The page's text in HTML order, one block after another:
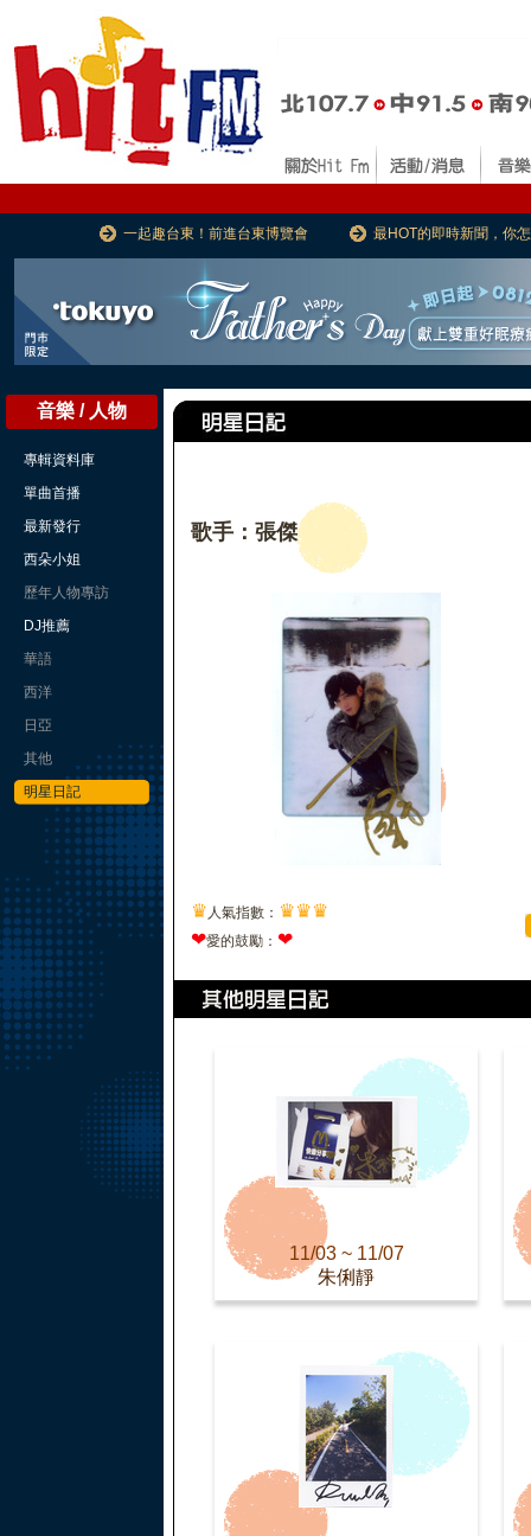
一起趣台東！前進台東博覽會 最HOT的即時新聞，你
音樂 / 人物
專輯資料庫
單曲首播
最新發行
西朵小姐
歷年人物專訪
DJ推薦
華語
西洋
日亞
其他
明星日記
歌手：張傑
♛ 人氣指數： ♛♛♛
❤愛的鼓勵： ❤
11/03 ~ 11/07
朱俐靜